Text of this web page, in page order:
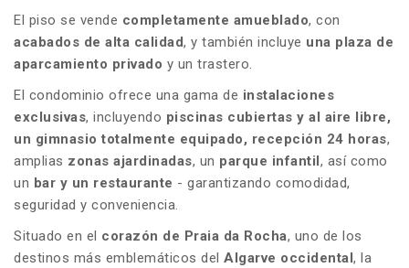
El piso se vende completamente amueblado, con
acabados de alta calidad, y también incluye una plaza de
aparcamiento privado y un trastero.
El condominio ofrece una gama de instalaciones
exclusivas, incluyendo piscinas cubiertas y al aire libre,
un gimnasio totalmente equipado, recepción 24 horas,
amplias zonas ajardinadas, un parque infantil , así como
un bar y un restaurante - garantizando comodidad,
seguridad y conveniencia.
Situado en el corazón de Praia da Rocha, uno de los
destinos más emblemáticos del Algarve occidental , la